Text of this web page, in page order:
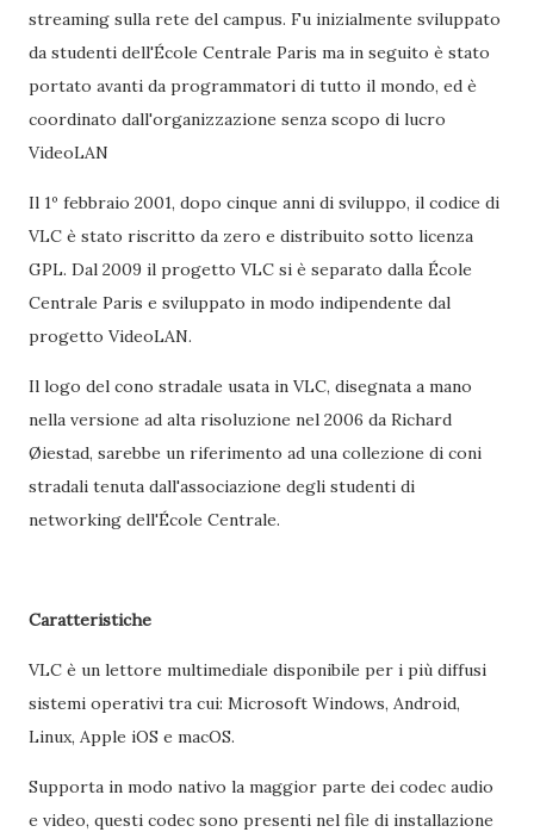
streaming sulla rete del campus. Fu inizialmente sviluppato
da studenti dell'École Centrale Paris ma in seguito è stato
portato avanti da programmatori di tutto il mondo, ed è
coordinato dall'organizzazione senza scopo di lucro
VideoLAN
Il 1º febbraio 2001, dopo cinque anni di sviluppo, il codice di
VLC è stato riscritto da zero e distribuito sotto licenza
GPL. Dal 2009 il progetto VLC si è separato dalla École
Centrale Paris e sviluppato in modo indipendente dal
progetto VideoLAN.
Il logo del cono stradale usata in VLC, disegnata a mano
nella versione ad alta risoluzione nel 2006 da Richard
Øiestad, sarebbe un riferimento ad una collezione di coni
stradali tenuta dall'associazione degli studenti di
networking dell'École Centrale.
Caratteristiche
VLC è un lettore multimediale disponibile per i più diffusi
sistemi operativi tra cui: Microsoft Windows, Android,
Linux, Apple iOS e macOS.
Supporta in modo nativo la maggior parte dei codec audio
e video, questi codec sono presenti nel file di installazione